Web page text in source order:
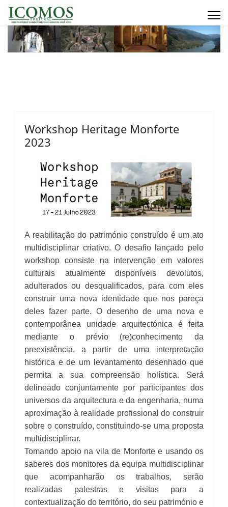
Workshop Heritage Monforte
2023
A reabilitação do património construído é um ato
multidisciplinar criativo. O desafio lançado pelo
workshop consiste na intervenção em valores
culturais atualmente disponíveis devolutos,
adulterados ou desqualificados, para com eles
construir uma nova identidade que nos pareça
deles fazer parte. O desenho de uma nova e
contemporânea unidade arquitectónica é feita
mediante o prévio (re)conhecimento da
preexistência, a partir de uma interpretação
histórica e de um levantamento desenhado que
permita a sua compreensão holística. Será
delineado conjuntamente por participantes dos
universos da arquitectura e da engenharia, numa
aproximação à realidade profissional do construir
sobre o construído, constituindo-se uma proposta
multidisciplinar.
Tomando apoio na vila de Monforte e usando os
saberes dos monitores da equipa multidisciplinar
que acompanharão os trabalhos, serão
realizadas palestras e visitas para a
contextualização do território, do seu património e